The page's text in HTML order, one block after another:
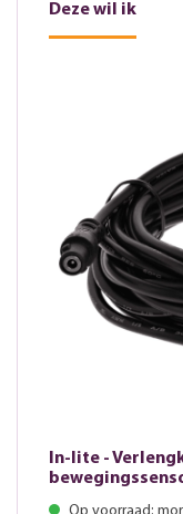
Deze wil ik
In-lite -